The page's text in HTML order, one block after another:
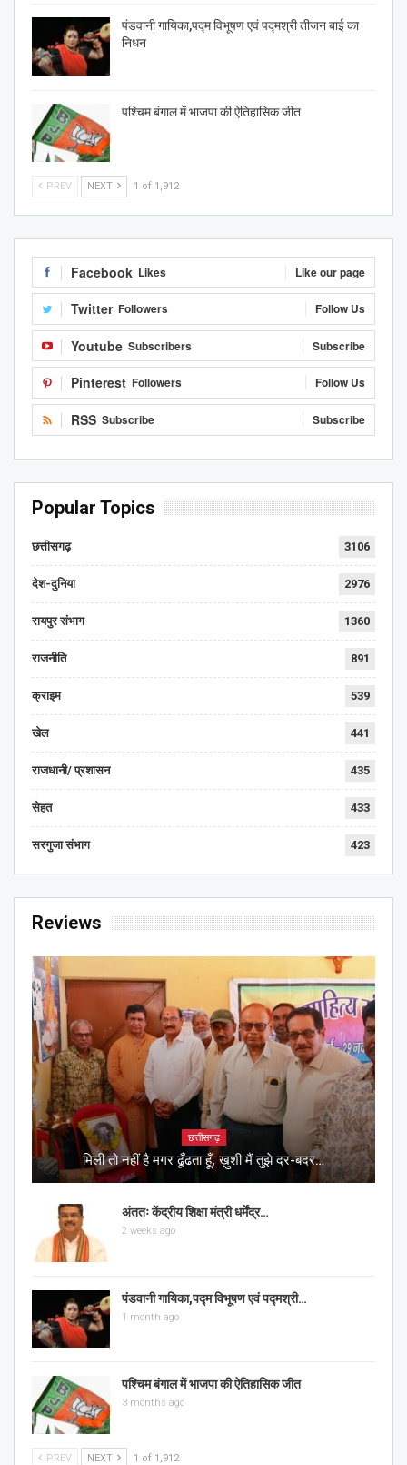
पंडवानी गायिका,पद्म विभूषण एवं पद्मश्री तीजन बाई का
निधन
पश्चिम बंगाल में भाजपा की ऐतिहासिक जीत
PREV NEXT 1 of 1,912
Facebook Likes Like our page
Twitter Followers Follow Us
Youtube Subscribers Subscribe
Pinterest Followers Follow Us
RSS Subscribe Subscribe
Popular Topics
छत्तीसगढ़ 3106
देश-दुनिया 2976
रायपुर संभाग 1360
राजनीति 891
क्राइम 539
खेल 441
राजधानी/ प्रशासन 435
सेहत 433
सरगुजा संभाग 423
Reviews
छत्तीसगढ़
मिली तो नहीं है मगर ढूँढता हूँ, ख़ुशी मैं तुझे दर-बदर…
अंततः केंद्रीय शिक्षा मंत्री धर्मेंद्र…
2 weeks ago
पंडवानी गायिका,पद्म विभूषण एवं पद्मश्री…
1 month ago
पश्चिम बंगाल में भाजपा की ऐतिहासिक जीत
3 months ago
PREV NEXT 1 of 1,912